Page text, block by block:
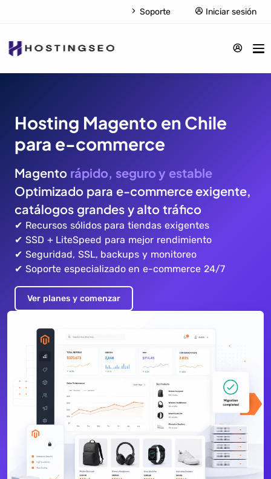
Soporte Iniciar sesión
Hosting Magento en Chile
para e-commerce
Magento rápido, seguro y estable
Optimizado para e-commerce exigente,
catálogos grandes y alto tráfico
✔ Recursos sólidos para tiendas exigentes
✔ SSD + LiteSpeed para mejor rendimiento
✔ Seguridad, SSL, backups y monitoreo
✔ Soporte especializado en e-commerce 24/7
Ver planes y comenzar